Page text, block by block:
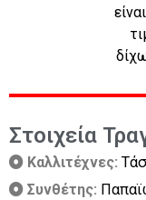
Στοιχεία
Καλλιτέχνες:
Συνθέτης: